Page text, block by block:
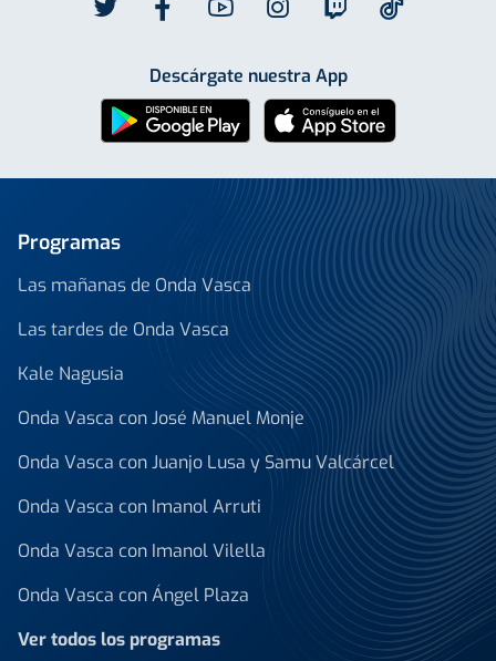
Descárgate nuestra App
Programas
Las mañanas de Onda Vasca
Las tardes de Onda Vasca
Kale Nagusia
Onda Vasca con José Manuel Monje
Onda Vasca con Juanjo Lusa y Samu Valcárcel
Onda Vasca con Imanol Arruti
Onda Vasca con Imanol Vilella
Onda Vasca con Ángel Plaza
Ver todos los programas